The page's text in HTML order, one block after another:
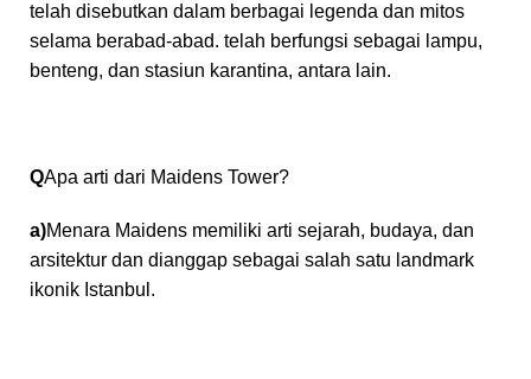
telah disebutkan dalam berbagai legenda dan mitos
selama berabad-abad. telah berfungsi sebagai lampu,
benteng, dan stasiun karantina, antara lain.
QApa arti dari Maidens Tower?
a)Menara Maidens memiliki arti sejarah, budaya, dan
arsitektur dan dianggap sebagai salah satu landmark
ikonik Istanbul.